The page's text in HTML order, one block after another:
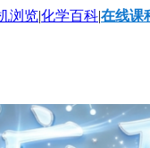
浏览|化学百科|在线课